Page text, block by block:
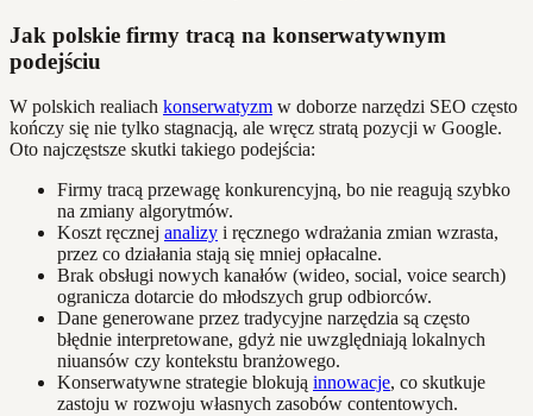
Jak polskie firmy tracą na konserwatywnym
podejściu
W polskich realiach konserwatyzm w doborze narzędzi SEO często
kończy się nie tylko stagnacją, ale wręcz stratą pozycji w Google.
Oto najczęstsze skutki takiego podejścia:
Firmy tracą przewagę konkurencyjną, bo nie reagują szybko
na zmiany algorytmów.
Koszt ręcznej analizy i ręcznego wdrażania zmian wzrasta,
przez co działania stają się mniej opłacalne.
Brak obsługi nowych kanałów (wideo, social, voice search)
ogranicza dotarcie do młodszych grup odbiorców.
Dane generowane przez tradycyjne narzędzia są często
błędnie interpretowane, gdyż nie uwzględniają lokalnych
niuansów czy kontekstu branżowego.
Konserwatywne strategie blokują innowacje, co skutkuje
zastoju w rozwoju własnych zasobów contentowych.